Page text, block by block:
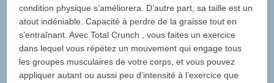
condition physique s’améliorera. D’autre part, sa taille est un
atout indéniable. Capacité à perdre de la graisse tout en
s’entraînant. Avec Total Crunch , vous faites un exercice
dans lequel vous répétez un mouvement qui engage tous
les groupes musculaires de votre corps, et vous pouvez
appliquer autant ou aussi peu d’intensité à l’exercice que